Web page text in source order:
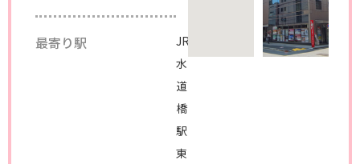
最寄り駅
JR
水
道
橋
駅
東